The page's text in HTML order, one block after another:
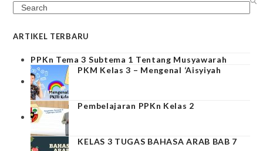
Search
ARTIKEL TERBARU
PPKn Tema 3 Subtema 1 Tentang Musyawarah
PKM Kelas 3 – Mengenal ‘Aisyiyah
Pembelajaran PPKn Kelas 2
KELAS 3 TUGAS BAHASA ARAB BAB 7